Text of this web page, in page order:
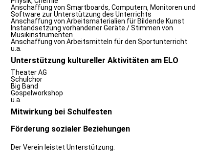
Anschaffung von Smartboards, Computern, Monitoren und
Software zur Unterstützung des Unterrichts
Anschaffung von Arbeitsmaterialien für Bildende Kunst
Instandsetzung vorhandener Geräte / Stimmen von
Musikinstrumenten
Anschaffung von Arbeitsmitteln für den Sportunterricht
u.a.
Unterstützung kultureller Aktivitäten am ELO
Theater AG
Schulchor
Big Band
Gospelworkshop
u.a.
Mitwirkung bei Schulfesten
Förderung sozialer Beziehungen
Der Verein leistet Unterstützung: